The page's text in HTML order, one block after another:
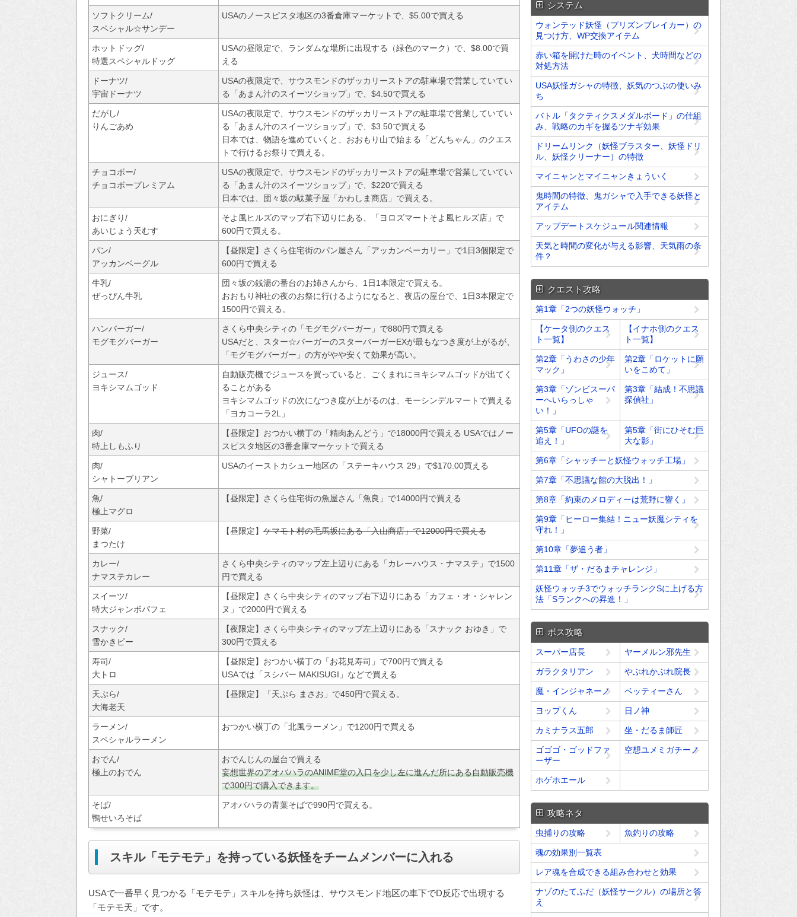
ソフトクリーム/
スペシャル☆サンデー
USAのノースピスタ地区の3番倉庫マーケットで、$5.00で買える
ホットドッグ/
特選スペシャルドッグ
USAの昼限定で、ランダムな場所に出現する（緑色のマーク）で、$8.00で買
える
ドーナツ/
宇宙ドーナツ
USAの夜限定で、サウスモンドのザッカリーストアの駐車場で営業していてい
る「あまん汁のスイーツショップ」で、$4.50で買える
だがし/
りんごあめ
USAの夜限定で、サウスモンドのザッカリーストアの駐車場で営業していてい
る「あまん汁のスイーツショップ」で、$3.50で買える
日本では、物語を進めていくと、おおもり山で始まる「どんちゃん」のクエス
トで行けるお祭りで買える。
チョコボー/
チョコボープレミアム
USAの夜限定で、サウスモンドのザッカリーストアの駐車場で営業していてい
る「あまん汁のスイーツショップ」で、$220で買える
日本では、団々坂の駄菓子屋「かわしま商店」で買える。
おにぎり/
あいじょう天むす
そよ風ヒルズのマップ右下辺りにある、「ヨロズマートそよ風ヒルズ店」で
600円で買える。
パン/
アッカンベーグル
【昼限定】さくら住宅街のパン屋さん「アッカンベーカリー」で1日3個限定で
600円で買える
牛乳/
ぜっぴん牛乳
団々坂の銭湯の番台のお姉さんから、1日1本限定で買える。
おおもり神社の夜のお祭に行けるようになると、夜店の屋台で、1日3本限定で
1500円で買える。
ハンバーガー/
モグモグバーガー
さくら中央シティの「モグモグバーガー」で880円で買える
USAだと、スター☆バーガーのスターバーガーEXが最もなつき度が上がるが、
「モグモグバーガー」の方がやや安くて効果が高い。
ジュース/
ヨキシマムゴッド
自動販売機でジュースを買っていると、ごくまれにヨキシマムゴッドが出てく
ることがある
ヨキシマムゴッドの次になつき度が上がるのは、モーシンデルマートで買える
「ヨカコーラ2L」
肉/
特上しもふり
【昼限定】おつかい横丁の「精肉あんどう」で18000円で買える USAではノー
スピスタ地区の3番倉庫マーケットで買える
肉/
シャトーブリアン
USAのイーストカシュー地区の「ステーキハウス 29」で$170.00買える
魚/
極上マグロ
【昼限定】さくら住宅街の魚屋さん「魚良」で14000円で買える
野菜/
まつたけ
【昼限定】 ケマモト村の毛馬坂にある「入山商店」で12000円で買える
カレー/
ナマステカレー
さくら中央シティのマップ左上辺りにある「カレーハウス・ナマステ」で1500
円で買える
スイーツ/
特大ジャンボパフェ
【昼限定】さくら中央シティのマップ右下辺りにある「カフェ・オ・シャレン
ヌ」で2000円で買える
スナック/
雪かきピー
【夜限定】さくら中央シティのマップ左上辺りにある「スナック おゆき」で
300円で買える
寿司/
大トロ
【昼限定】おつかい横丁の「お花見寿司」で700円で買える
USAでは「スシバー MAKISUGI」などで買える
天ぷら/
大海老天
【昼限定】「天ぷら まさお」で450円で買える。
ラーメン/
スペシャルラーメン
おつかい横丁の「北風ラーメン」で1200円で買える
おでん/
極上のおでん
おでんじんの屋台で買える
妄想世界のアオバハラのANIME堂の入口を少し左に進んだ所にある自動販売機
で300円で購入できます。
そば/
鴨せいろそば
アオバハラの青葉そばで990円で買える。
スキル「モテモテ」を持っている妖怪をチームメンバーに入れる
USAで一番早く見つかる「モテモテ」スキルを持ち妖怪は、サウスモンド地区の車下でD反応で出現する
「モテモ天」です。
システム
ウォンテッド妖怪（プリズンブレイカー）の
見つけ方、WP交換アイテム
赤い箱を開けた時のイベント、犬時間などの
対処方法
USA妖怪ガシャの特徴、妖気のつぶの使いみ
ち
バトル「タクティクスメダルボード」の仕組
み、戦略のカギを握るツナギ効果
ドリームリンク（妖怪ブラスター、妖怪ドリ
ル、妖怪クリーナー）の特徴
マイニャンとマイニャンきょういく
鬼時間の特徴、鬼ガシャで入手できる妖怪と
アイテム
アップデートスケジュール関連情報
天気と時間の変化が与える影響、天気雨の条
件？
クエスト攻略
第1章「2つの妖怪ウォッチ」
【ケータ側のクエス
ト一覧】
【イナホ側のクエス
ト一覧】
第2章「うわさの少年
マック」
第2章「ロケットに願
いをこめて」
第3章「ゾンビスーパ
ーへいらっしゃ
い！」
第3章「結成！不思議
探偵社」
第5章「UFOの謎を
追え！」
第5章「街にひそむ巨
大な影」
第6章「シャッチーと妖怪ウォッチ工場」
第7章「不思議な館の大脱出！」
第8章「約束のメロディーは荒野に響く」
第9章「ヒーロー集結！ニュー妖魔シティを
守れ！」
第10章「夢追う者」
第11章「ザ・だるまチャレンジ」
妖怪ウォッチ3でウォッチランクSに上げる方
法「Sランクへの昇進！」
ボス攻略
スーパー店長 ヤーメルン邪先生
ガラクタリアン やぶれかぶれ院長
魔・インジャネーノ ベッティーさん
ヨップくん 日ノ神
カミナラス五郎 坐・だるま師匠
ゴゴゴ・ゴッドファ
ーザー
空想ユメミガチーノ
ホゲホエール
攻略ネタ
虫捕りの攻略 魚釣りの攻略
魂の効果別一覧表
レア魂を合成できる組み合わせと効果
ナゾのたてふだ（妖怪サークル）の場所と答
え